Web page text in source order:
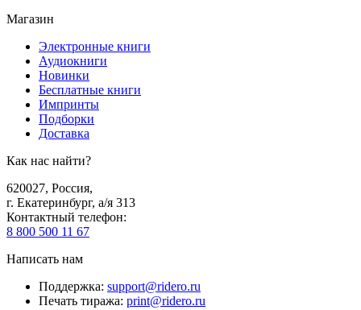
Магазин
Электронные книги
Аудиокниги
Новинки
Бесплатные книги
Импринты
Подборки
Доставка
Как нас найти?
620027, Россия,
г. Екатеринбург, а/я 313
Контактный телефон:
8 800 500 11 67
Написать нам
Поддержка: support@ridero.ru
Печать тиража: print@ridero.ru